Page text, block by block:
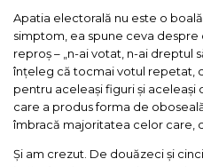
Apatia electorală nu este o
simptom, ea spune ceva despre
reproș – „n-ai votat, n-ai dreptul
înțeleg că tocmai votul repetat,
pentru aceleași figuri și aceleași
care a produs forma de
îmbracă majoritatea celor care,
Și am crezut. De douăzeci și